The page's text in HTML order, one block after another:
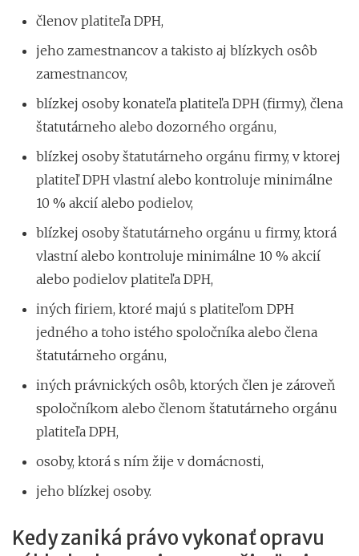
členov platiteľa DPH,
jeho zamestnancov a takisto aj blízkych osôb
zamestnancov,
blízkej osoby konateľa platiteľa DPH (firmy), člena
štatutárneho alebo dozorného orgánu,
blízkej osoby štatutárneho orgánu firmy, v ktorej
platiteľ DPH vlastní alebo kontroluje minimálne
10 % akcií alebo podielov,
blízkej osoby štatutárneho orgánu u firmy, ktorá
vlastní alebo kontroluje minimálne 10 % akcií
alebo podielov platiteľa DPH,
iných firiem, ktoré majú s platiteľom DPH
jedného a toho istého spoločníka alebo člena
štatutárneho orgánu,
iných právnických osôb, ktorých člen je zároveň
spoločníkom alebo členom štatutárneho orgánu
platiteľa DPH,
osoby, ktorá s ním žije v domácnosti,
jeho blízkej osoby.
Kedy zaniká právo vykonať opravu